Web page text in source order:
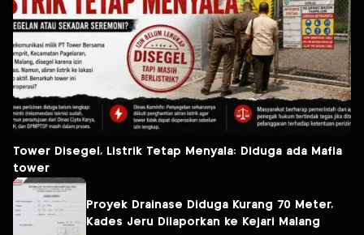
Tower Disegel, Listrik Tetap Menyala: Diduga ada Mafia
tower
Proyek Drainase Diduga Kurang 70 Meter,
Kades Jeru Dilaporkan ke Kejari Malang